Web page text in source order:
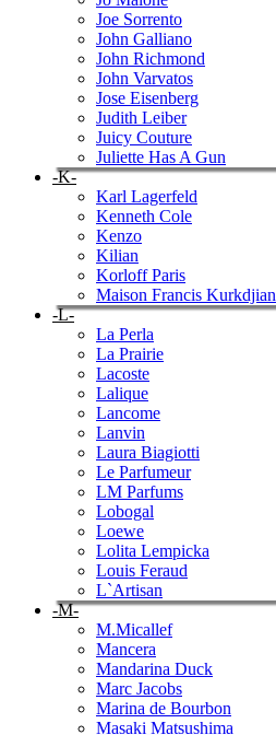
Joe Sorrento
John Galliano
John Richmond
John Varvatos
Jose Eisenberg
Judith Leiber
Juicy Couture
Juliette Has A Gun
-K-
Karl Lagerfeld
Kenneth Cole
Kenzo
Kilian
Korloff Paris
Maison Francis Kurkdjian
-L-
La Perla
La Prairie
Lacoste
Lalique
Lancome
Lanvin
Laura Biagiotti
Le Parfumeur
LM Parfums
Lobogal
Loewe
Lolita Lempicka
Louis Feraud
L`Artisan
-M-
M.Micallef
Mancera
Mandarina Duck
Marc Jacobs
Marina de Bourbon
Masaki Matsushima